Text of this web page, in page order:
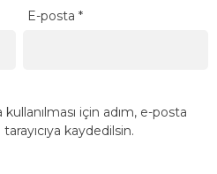
E-posta*
için adım, e-posta
kaydedilsin.